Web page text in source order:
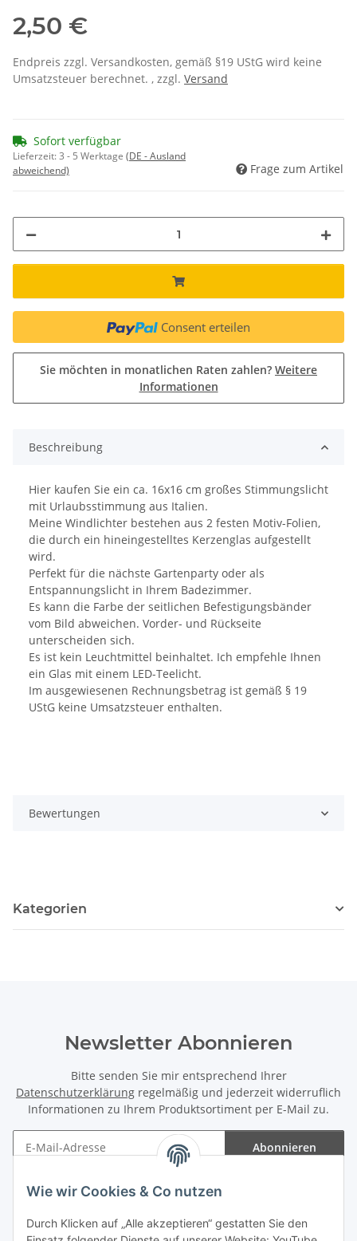
Wie wir Cookies & Co nutzen
Durch Klicken auf „Alle akzeptieren“ gestatten Sie den
2,50 €
Endpreis zzgl. Versandkosten, gemäß §19 UStG wird keine
Umsatzsteuer berechnet. , zzgl. Versand
Sofort verfügbar
Lieferzeit:3 - 5 Werktage (DE - Ausland
abweichend)
Frage zum Artikel
Consent erteilen
Sie möchten in monatlichen Raten zahlen? Weitere
Informationen
Beschreibung
Hier kaufen Sie ein ca. 16x16 cm großes Stimmungslicht
mit Urlaubsstimmung aus Italien.
Meine Windlichter bestehen aus 2 festen Motiv-Folien,
die durch ein hineingestelltes Kerzenglas aufgestellt
wird.
Perfekt für die nächste Gartenparty oder als
Entspannungslicht in Ihrem Badezimmer.
Es kann die Farbe der seitlichen Befestigungsbänder
vom Bild abweichen. Vorder- und Rückseite
unterscheiden sich.
Es ist kein Leuchtmittel beinhaltet. Ich empfehle Ihnen
ein Glas mit einem LED-Teelicht.
Im ausgewiesenen Rechnungsbetrag ist gemäß § 19
UStG keine Umsatzsteuer enthalten.
Bewertungen
Kategorien
Newsletter Abonnieren
Bitte senden Sie mir entsprechend Ihrer
Datenschutzerklärung regelmäßig und jederzeit widerruflich
Informationen zu Ihrem Produktsortiment per E-Mail zu.
Abonnieren